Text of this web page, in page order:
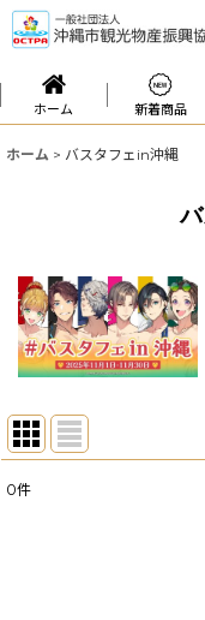
ホーム 新着商品
ホーム > バスタフェin沖縄
0件